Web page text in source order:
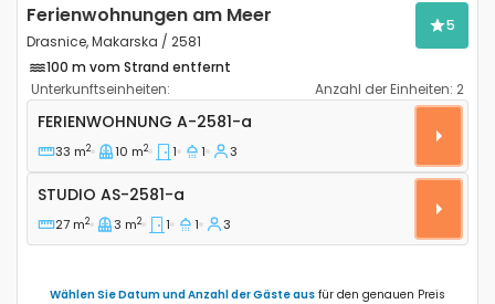
Ferienwohnungen am Meer
Drasnice, Makarska / 2581
5
100 m vom Strand entfernt
Unterkunftseinheiten:
Anzahl der Einheiten: 2
1-Zimmer-Ferienwohnung Drasnice, Makarska A-
FERIENWOHNUNG A-2581-a
33 m2 10 m2 1 1 3
Studio AS-2581-a
STUDIO AS-2581-a
27 m2 3 m2 1 1 3
Wählen Sie Datum und Anzahl der Gäste aus für den genauen Preis